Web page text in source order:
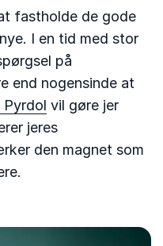
fastholde de gode
I en tid med stor
på
end nogensinde at
Pyrdol vil gøre jer
jeres
den magnet som